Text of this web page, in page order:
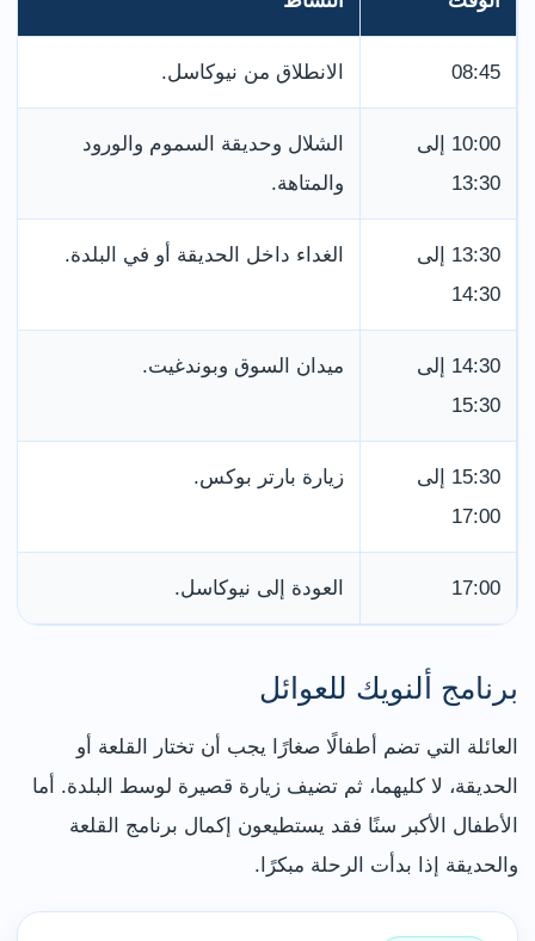
08:45 الانطلاق من نيوكاسل.
10:00 إلى
13:30
الشلال وحديقة السموم والورود
والمتاهة.
13:30 إلى
14:30
الغداء داخل الحديقة أو في البلدة.
14:30 إلى
15:30
ميدان السوق وبوندغيت.
15:30 إلى
17:00
زيارة بارتر بوكس.
17:00 العودة إلى نيوكاسل.
برنامج ألنويك للعوائل
العائلة التي تضم أطفالًا صغارًا يجب أن تختار القلعة أو
الحديقة، لا كليهما، ثم تضيف زيارة قصيرة لوسط البلدة. أما
الأطفال الأكبر سنًا فقد يستطيعون إكمال برنامج القلعة
والحديقة إذا بدأت الرحلة مبكرًا.